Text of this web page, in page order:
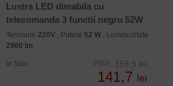
Lustra LED dimabila cu
telecomanda 3 functii negru 52W
Tensiune 220V , Putere 52 W , Luminozitate
2900 lm
In Stoc PRP: 159,9 lei
141,7 lei